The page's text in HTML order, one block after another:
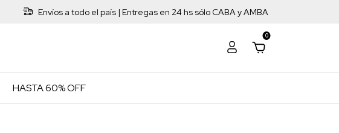
Envíos a todo el país | Entregas en 24 hs sólo CABA y AMBA
0
HASTA 60% OFF